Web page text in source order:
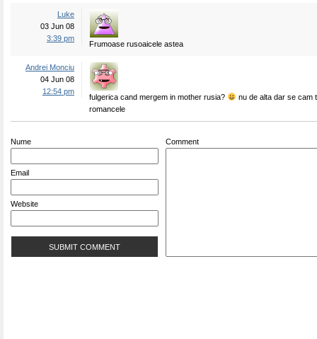
Luke
03 Jun 08
3:39 pm
Frumoase rusoaicele astea
Andrei Monciu
04 Jun 08
12:54 pm
fulgerica cand mergem in mother rusia?
nu de alta dar se cam
romancele
Nume
Email
Website
Comment